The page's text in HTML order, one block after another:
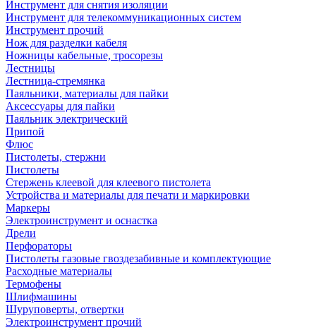
Инструмент для снятия изоляции
Инструмент для телекоммуникационных систем
Инструмент прочий
Нож для разделки кабеля
Ножницы кабельные, тросорезы
Лестницы
Лестница-стремянка
Паяльники, материалы для пайки
Аксессуары для пайки
Паяльник электрический
Припой
Флюс
Пистолеты, стержни
Пистолеты
Стержень клеевой для клеевого пистолета
Устройства и материалы для печати и маркировки
Маркеры
Электроинструмент и оснастка
Дрели
Перфораторы
Пистолеты газовые гвоздезабивные и комплектующие
Расходные материалы
Термофены
Шлифмашины
Шуруповерты, отвертки
Электроинструмент прочий